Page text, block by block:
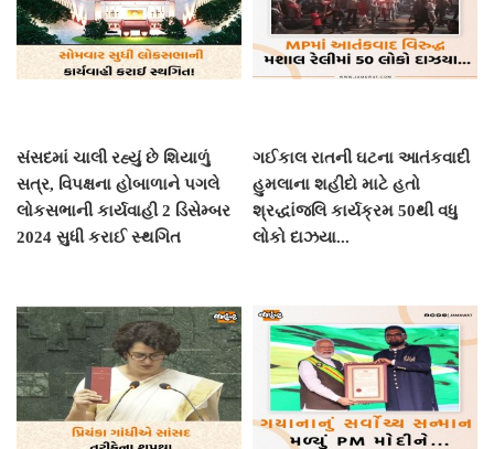
સંસદમાં ચાલી રહ્યું છે શિયાળું
સત્ર, વિપક્ષના હોબાળાને પગલે
લોકસભાની કાર્યવાહી 2 ડિસેમ્બર
2024 સુધી કરાઈ સ્થગિત
ગઈકાલ રાતની ઘટના આતંકવાદી
હુમલાના શહીદો માટે હતો
શ્રદ્ધાંજલિ કાર્યક્રમ 50થી વધુ
લોકો દાઝયા...